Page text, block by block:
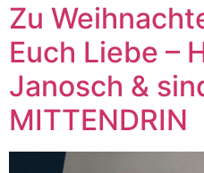
Zu
Euch Liebe –
Janosch &
MITTENDRIN